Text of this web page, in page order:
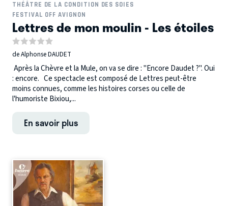
THÉÂTRE DE LA CONDITION DES SOIES
FESTIVAL OFF AVIGNON
Lettres de mon moulin - Les étoiles
de Alphonse DAUDET
Après la Chèvre et la Mule, on va se dire : "Encore Daudet ?". Oui
: encore. Ce spectacle est composé de Lettres peut-être
moins connues, comme les histoires corses ou celle de
l'humoriste Bixiou,...
En savoir plus